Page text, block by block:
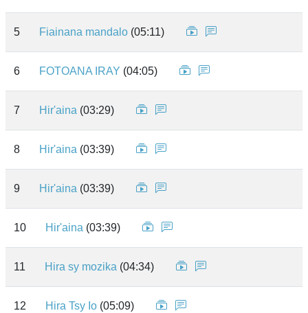
5 Fiainana mandalo (05:11)
6 FOTOANA IRAY (04:05)
7 Hir'aina (03:29)
8 Hir'aina (03:39)
9 Hir'aina (03:39)
10 Hir'aina (03:39)
11 Hira sy mozika (04:34)
12 Hira Tsy Io (05:09)